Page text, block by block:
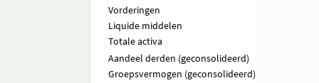
Vorderingen
Liquide middelen
Totale activa
Aandeel derden (geconsolideerd)
Groepsvermogen (geconsolideerd)